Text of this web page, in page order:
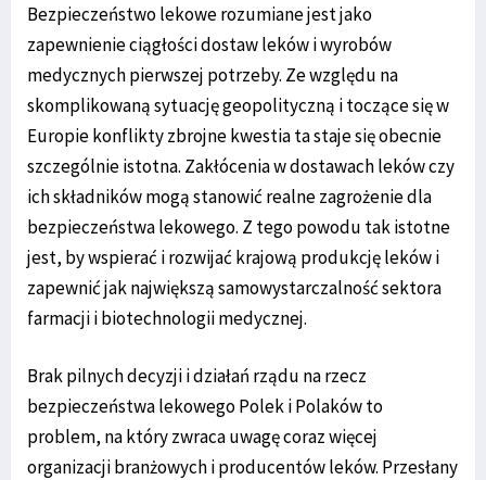
Bezpieczeństwo lekowe rozumiane jest jako
zapewnienie ciągłości dostaw leków i wyrobów
medycznych pierwszej potrzeby. Ze względu na
skomplikowaną sytuację geopolityczną i toczące się w
Europie konflikty zbrojne kwestia ta staje się obecnie
szczególnie istotna. Zakłócenia w dostawach leków czy
ich składników mogą stanowić realne zagrożenie dla
bezpieczeństwa lekowego. Z tego powodu tak istotne
jest, by wspierać i rozwijać krajową produkcję leków i
zapewnić jak największą samowystarczalność sektora
farmacji i biotechnologii medycznej.
Brak pilnych decyzji i działań rządu na rzecz
bezpieczeństwa lekowego Polek i Polaków to
problem, na który zwraca uwagę coraz więcej
organizacji branżowych i producentów leków. Przesłany